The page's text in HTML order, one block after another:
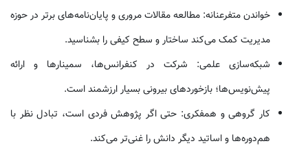
خواندن متفرعنانه: مطالعه مقالات مروری و پایان‌نامه‌های برتر در حوزه
مدیریت کمک می‌کند ساختار و سطح کیفی را بشناسید.
شبکه‌سازی علمی: شرکت در کنفرانس‌ها، سمینارها و ارائه
پیش‌نویس‌ها؛ بازخوردهای بیرونی بسیار ارزشمند است.
کار گروهی و همفکری: حتی اگر پژوهش فردی است، تبادل نظر با
هم‌دوره‌ها و اساتید دیگر دانش را غنی‌تر می‌کند.